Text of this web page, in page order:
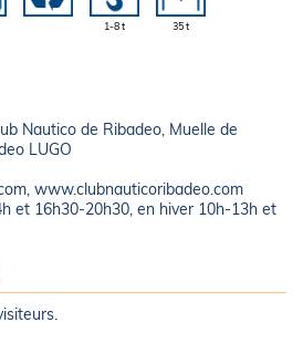
1-8 t 35 t
Nautico de Ribadeo, Muelle de
LUGO
www.clubnauticoribadeo.com
et 16h30-20h30, en hiver 10h-13h et